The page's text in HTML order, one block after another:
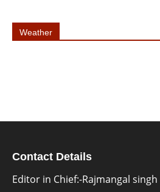
Weather
Contact Details
Editor in Chief:-Rajmangal singh